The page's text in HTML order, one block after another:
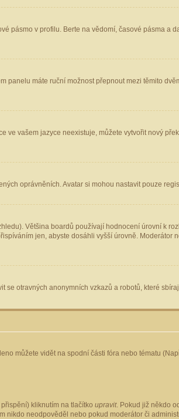
pásmo v profilu. Berte na vědomí, časové pásma a
panelu máte ruční možnost přepnout mezi těmito
vašem jazyce neexistuje, můžete vytvořit nový
oprávněních. Avatar si mohou nastavit pouze
Většina boardů používají hodnocení úrovní k
jen, abyste dosáhli vyšší úrovně. Moderátor
otravných anonymních vzkazů a robotů, které
můžete vidět na spodní části fóra nebo tématu
kliknutím na tlačítko upravit. Pokud již někdo
nikdo neodpověděl nebo pokud moderátor či